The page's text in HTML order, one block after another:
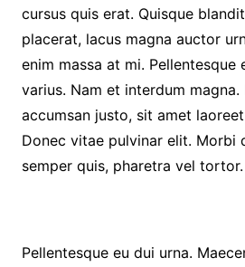
cursus quis erat. Quisque
placerat, lacus magna auctor
enim massa at mi. Pellentesque
varius. Nam et interdum magna.
accumsan justo, sit amet
Donec vitae pulvinar elit. Morbi
semper quis, pharetra vel tortor.
Pellentesque eu dui urna.